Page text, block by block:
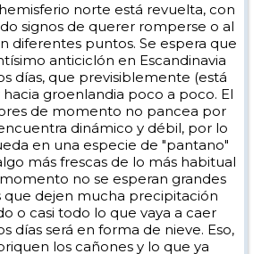
norte está revuelta, con
signos de querer romperse o al
diferentes puntos. Se espera que
anticiclón en Escandinavia
días, que previsiblemente (está
groenlandia poco a poco. El
de momento no pancea por
dinámico y débil, por lo
en una especie de "pantano"
más frescas de lo más habitual
no se esperan grandes
que dejen mucha precipitación
o casi todo lo que vaya a caer
días será en forma de nieve. Eso,
los cañones y lo que ya